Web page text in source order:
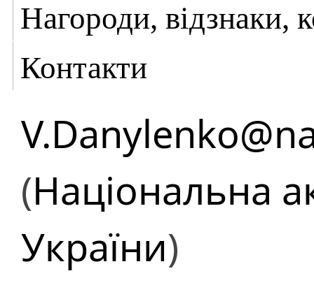
Нагороди, відзнаки,
Контакти
(Національна
України)